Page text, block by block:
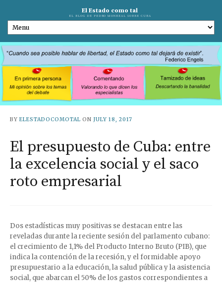
El Estado como tal
EL BLOG DE PEDRO MONREAL SOBRE CUBA
BY ELESTADOCOMOTAL ON JULY 18, 2017
El presupuesto de Cuba: entre
la excelencia social y el saco
roto empresarial
Dos estadísticas muy positivas se destacan entre las
reveladas durante la reciente sesión del parlamento cubano:
el crecimiento de 1,1% del Producto Interno Bruto (PIB), que
indica la contención de la recesión, y el formidable apoyo
presupuestario a la educación, la salud pública y la asistencia
social, que abarcan el 50% de los gastos correspondientes a